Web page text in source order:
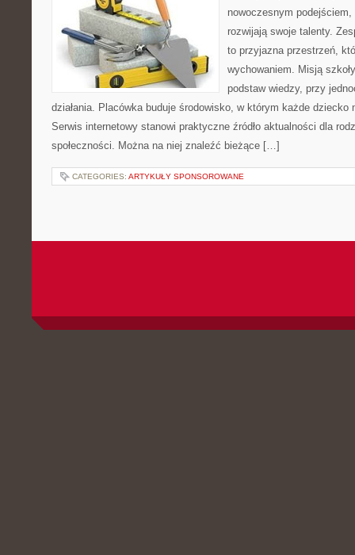
nowoczesnym
rozwijają swoje talenty.
to przyjazna przestrzeń,
wychowaniem. Misją
podstaw wiedzy, przy
działania. Placówka buduje środowisko, w którym każde
Serwis internetowy stanowi praktyczne źródło aktualności dla
społeczności. Można na niej znaleźć bieżące […]
CATEGORIES: ARTYKUŁY SPONSOROWANE